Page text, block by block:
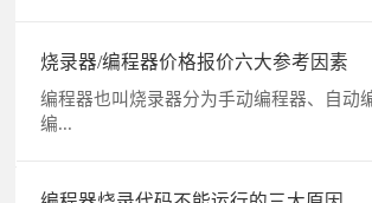
烧录器/编程器价格报价六大参考因素
编程器也叫烧录器分为手动编程器、自动
编...